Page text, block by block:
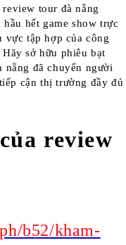
tour đà nẵng
hết game show trực
vực tập hợp của công
sở hữu phiêu bạt
nẵng đã chuyển người
cận thị trường đầy đủ
review
b52/kham-